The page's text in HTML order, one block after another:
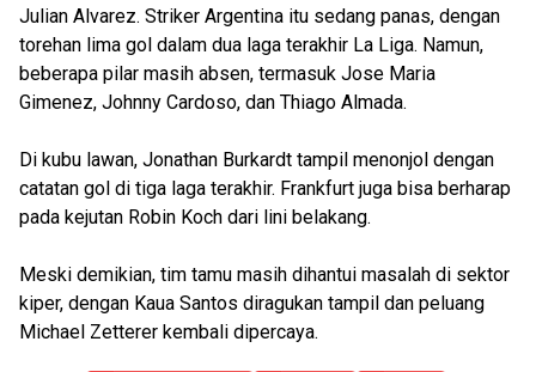
Julian Alvarez. Striker Argentina itu sedang panas, dengan
torehan lima gol dalam dua laga terakhir La Liga. Namun,
beberapa pilar masih absen, termasuk Jose Maria
Gimenez, Johnny Cardoso, dan Thiago Almada.
Di kubu lawan, Jonathan Burkardt tampil menonjol dengan
catatan gol di tiga laga terakhir. Frankfurt juga bisa berharap
pada kejutan Robin Koch dari lini belakang.
Meski demikian, tim tamu masih dihantui masalah di sektor
kiper, dengan Kaua Santos diragukan tampil dan peluang
Michael Zetterer kembali dipercaya.